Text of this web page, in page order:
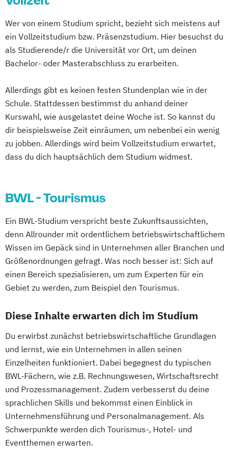
Wer von einem Studium spricht, bezieht sich meistens auf
ein Vollzeitstudium bzw. Präsenzstudium. Hier besuchst du
als Studierende/r die Universität vor Ort, um deinen
Bachelor- oder Masterabschluss zu erarbeiten.
Allerdings gibt es keinen festen Stundenplan wie in der
Schule. Stattdessen bestimmst du anhand deiner
Kurswahl, wie ausgelastet deine Woche ist. So kannst du
dir beispielsweise Zeit einräumen, um nebenbei ein wenig
zu jobben. Allerdings wird beim Vollzeitstudium erwartet,
dass du dich hauptsächlich dem Studium widmest.
BWL - Tourismus
Ein BWL-Studium verspricht beste Zukunftsaussichten,
denn Allrounder mit ordentlichem betriebswirtschaftlichem
Wissen im Gepäck sind in Unternehmen aller Branchen und
Größenordnungen gefragt. Was noch besser ist: Sich auf
einen Bereich spezialisieren, um zum Experten für ein
Gebiet zu werden, zum Beispiel den Tourismus.
Diese Inhalte erwarten dich im Studium
Du erwirbst zunächst betriebswirtschaftliche Grundlagen
und lernst, wie ein Unternehmen in allen seinen
Einzelheiten funktioniert. Dabei begegnest du typischen
BWL-Fächern, wie z.B. Rechnungswesen, Wirtschaftsrecht
und Prozessmanagement. Zudem verbesserst du deine
sprachlichen Skills und bekommst einen Einblick in
Unternehmensführung und Personalmanagement. Als
Schwerpunkte werden dich Tourismus-, Hotel- und
Eventthemen erwarten.